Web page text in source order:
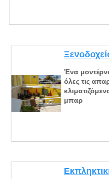
Ένα
όλες τις
μπαρ